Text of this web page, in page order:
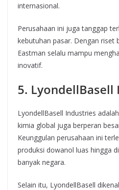
internasional.
Perusahaan ini juga tanggap
kebutuhan pasar. Dengan riset
Eastman selalu mampu
inovatif.
5. LyondellBasell
LyondellBasell Industries
kimia global juga berperan
Keunggulan perusahaan ini
produksi dowanol luas hingga
banyak negara.
Selain itu, LyondellBasell